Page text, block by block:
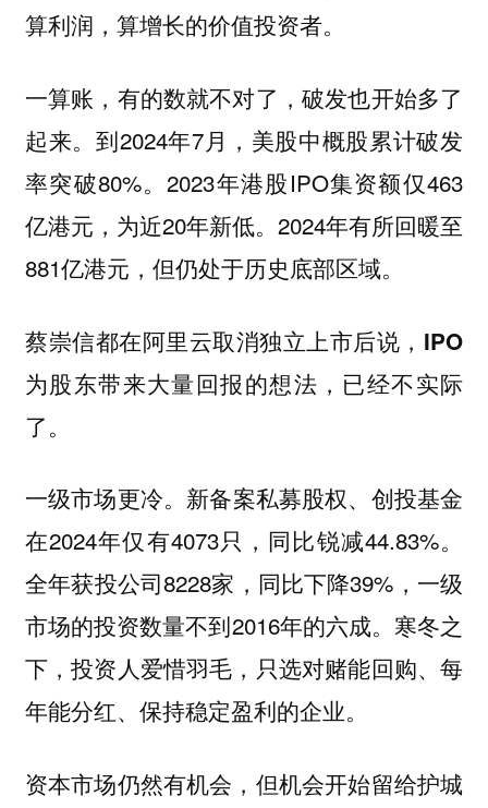
算利润，算增长的价值投资者。
一算账，有的数就不对了，破发也开始多了
起来。到2024年7月，美股中概股累计破发
率突破80%。2023年港股IPO集资额仅463
亿港元，为近20年新低。2024年有所回暖至
881亿港元，但仍处于历史底部区域。
蔡崇信都在阿里云取消独立上市后说， IPO
为股东带来大量回报的想法，已经不实际
了。
一级市场更冷。 新备案私募股权、创投基金
在2024年仅有4073只，同比锐减44.83%。
全年获投公司8228家，同比下降39%，一级
市场的投资数量不到2016年的六成。寒冬之
下，投资人爱惜羽毛，只选对赌能回购、每
年能分红、保持稳定盈利的企业。
资本市场仍然有机会，但机会开始留给护城